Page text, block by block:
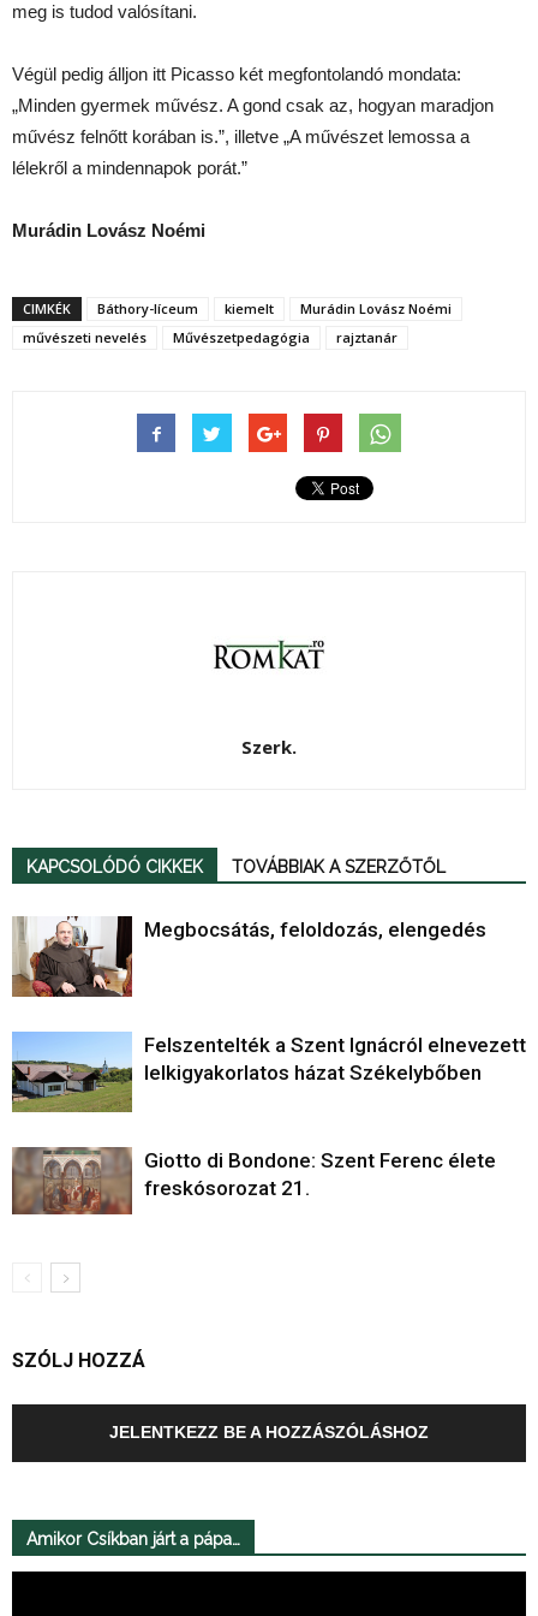
meg is tudod valósítani.
Végül pedig álljon itt Picasso két megfontolandó mondata:
„Minden gyermek művész. A gond csak az, hogyan maradjon
művész felnőtt korában is.”, illetve „A művészet lemossa a
lélekről a mindennapok porát.”
Murádin Lovász Noémi
CIMKÉK Báthory-líceum kiemelt
Murádin Lovász Noémi
művészeti nevelés
Művészetpedagógia rajztanár
Szerk.
KAPCSOLÓDÓ CIKKEK TOVÁBBIAK A SZERZŐTŐL
Megbocsátás, feloldozás, elengedés
Felszentelték a Szent Ignácról elnevezett
lelkigyakorlatos házat Székelybőben
Giotto di Bondone: Szent Ferenc élete
freskósorozat 21.
SZÓLJ HOZZÁ
JELENTKEZZ BE A HOZZÁSZÓLÁSHOZ
Amikor Csíkban járt a pápa…